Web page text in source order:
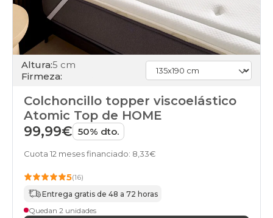
Altura:5 cm
Firmeza:
Colchoncillo topper viscoelástico
Atomic Top de HOME
99,99€ 50% dto.
Cuota 12 meses financiado: 8,33€
5(16)
Entrega gratis de 48 a 72 horas
Quedan 2 unidades